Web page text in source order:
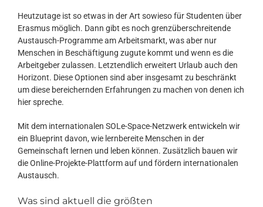
Heutzutage ist so etwas in der Art sowieso für Studenten über
Erasmus möglich. Dann gibt es noch grenzüberschreitende
Austausch-Programme am Arbeitsmarkt, was aber nur
Menschen in Beschäftigung zugute kommt und wenn es die
Arbeitgeber zulassen. Letztendlich erweitert Urlaub auch den
Horizont. Diese Optionen sind aber insgesamt zu beschränkt
um diese bereichernden Erfahrungen zu machen von denen ich
hier spreche.
Mit dem internationalen SOLe-Space-Netzwerk entwickeln wir
ein Blueprint davon, wie lernbereite Menschen in der
Gemeinschaft lernen und leben können. Zusätzlich bauen wir
die Online-Projekte-Plattform auf und fördern internationalen
Austausch.
Was sind aktuell die größten